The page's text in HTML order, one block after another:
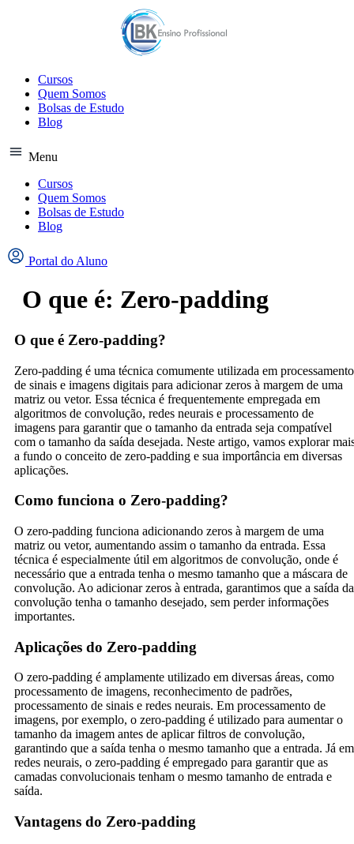
Cursos
Quem Somos
Bolsas de Estudo
Blog
Menu
Cursos
Quem Somos
Bolsas de Estudo
Blog
Portal do Aluno
O que é: Zero-padding
O que é Zero-padding?
Zero-padding é uma técnica comumente utilizada em processamento
de sinais e imagens digitais para adicionar zeros à margem de uma
matriz ou vetor. Essa técnica é frequentemente empregada em
algoritmos de convolução, redes neurais e processamento de
imagens para garantir que o tamanho da entrada seja compatível
com o tamanho da saída desejada. Neste artigo, vamos explorar
a fundo o conceito de zero-padding e sua importância em diversas
aplicações.
Como funciona o Zero-padding?
O zero-padding funciona adicionando zeros à margem de uma
matriz ou vetor, aumentando assim o tamanho da entrada. Essa
técnica é especialmente útil em algoritmos de convolução, onde é
necessário que a entrada tenha o mesmo tamanho que a máscara de
convolução. Ao adicionar zeros à entrada, garantimos que a saída da
convolução tenha o tamanho desejado, sem perder informações
importantes.
Aplicações do Zero-padding
O zero-padding é amplamente utilizado em diversas áreas, como
processamento de imagens, reconhecimento de padrões,
processamento de sinais e redes neurais. Em processamento de
imagens, por exemplo, o zero-padding é utilizado para aumentar o
tamanho da imagem antes de aplicar filtros de convolução,
garantindo que a saída tenha o mesmo tamanho que a entrada. Já em
redes neurais, o zero-padding é empregado para garantir que as
camadas convolucionais tenham o mesmo tamanho de entrada e
saída.
Vantagens do Zero-padding